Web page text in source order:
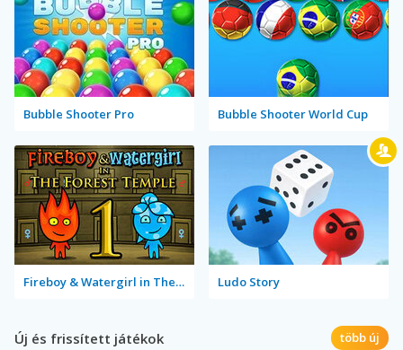
Bubble Shooter Pro Bubble Shooter World Cup
Fireboy & Watergirl in The Forest Temple Ludo Story
Új és frissített játékok több új